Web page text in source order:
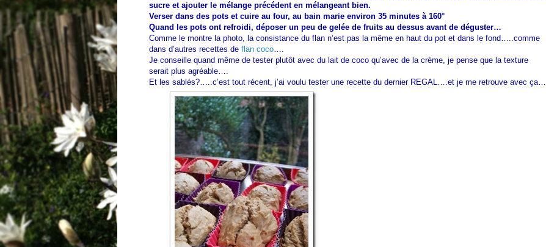
sucre et ajouter le mélange précédent en mélangeant bien.
Verser dans des pots et cuire au four, au bain marie environ 35 minutes à 160°
Quand les pots ont refroidi, déposer un peu de gelée de fruits au dessus avant de déguster…
Comme le montre la photo, la consistance du flan n’est pas la même en haut du pot et dans le fond…..comme
dans d’autres recettes de flan coco….
Je conseille quand même de tester plutôt avec du lait de coco qu’avec de la crème, je pense que la texture
serait plus agréable….
Et les sablés?…..c’est tout récent, j’ai voulu tester une recette du dernier REGAL….et je me retrouve avec ça…